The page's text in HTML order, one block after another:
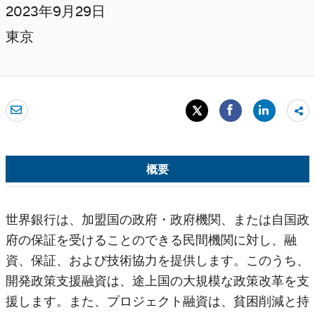
2023年9月29日
東京
概要
世界銀行は、加盟国の政府・政府機関、または自国政
府の保証を受けることのできる民間機関に対し、融
資、保証、および技術協力を提供します。このうち、
開発政策支援融資は、途上国の大規模な政策改革を支
援します。また、プロジェクト融資は、貧困削減と持